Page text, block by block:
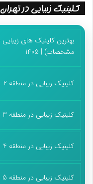
کلینیک زیبایی در تهران
مشخصات) | 1405
کلینیک زیبایی در منطقه 2
کلینیک زیبایی در منطقه 3
کلینیک زیبایی در منطقه 4
کلینیک زیبایی در منطقه 5